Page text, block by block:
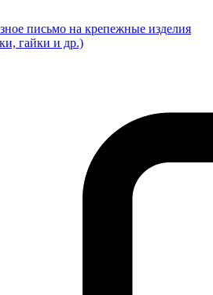
письмо на крепежные изделия
гайки и др.)